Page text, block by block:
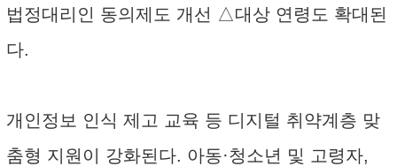
법정대리인 동의제도 개선 △대상 연령도 확대된
다.
개인정보 인식 제고 교육 등 디지털 취약계층 맞
춤형 지원이 강화된다. 아동·청소년 및 고령자,